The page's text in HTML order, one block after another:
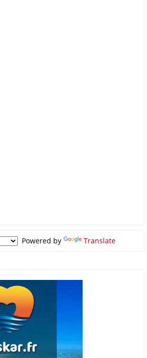
Powered by Translate